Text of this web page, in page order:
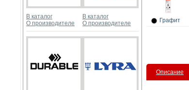
В каталог
О производителе
В каталог
О производителе
Графит
Описание